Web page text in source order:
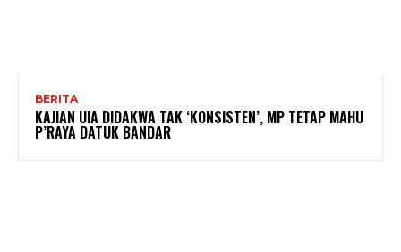
BERITA
KAJIAN UIA DIDAKWA TAK ‘KONSISTEN’, MP TETAP MAHU
P’RAYA DATUK BANDAR